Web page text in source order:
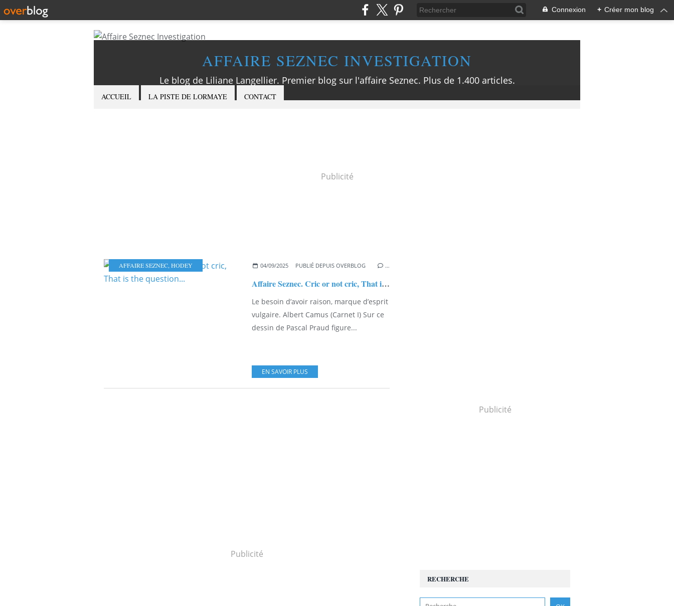
Connexion + Créer mon blog
AFFAIRE SEZNEC INVESTIGATION
Le blog de Liliane Langellier. Premier blog sur l'affaire Seznec. Plus de 1.400 articles.
ACCUEIL LA PISTE DE LORMAYE CONTACT
Publicité
AFFAIRE SEZNEC, HODEY 04/09/2025 PUBLIÉ DEPUIS OVERBLOG …
Affaire Seznec. Cric or not cric, That is the question...
Le besoin d’avoir raison, marque d’esprit
vulgaire. Albert Camus (Carnet I) Sur ce
dessin de Pascal Praud figure...
EN SAVOIR PLUS
Publicité
Publicité
RECHERCHE